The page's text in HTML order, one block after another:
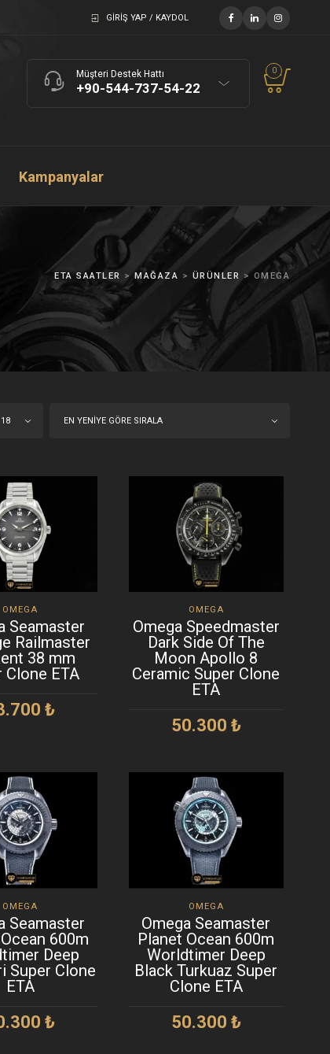
GIRIŞ YAP / KAYDOL
Müşteri Destek Hattı
+90-544-737-54-22
0
Kampanyalar
ETA SAATLER >MAĞAZA > ÜRÜNLER > OMEGA
18 EN YENIYE GÖRE SIRALA
OMEGA
Seamaster
Railmaster
38 mm
Clone ETA
₺
OMEGA
Omega Speedmaster
Dark Side Of The
Moon Apollo 8
Ceramic Super Clone
ETA
50.300 ₺
OMEGA
Seamaster
600m
Deep
Super Clone
ETA
₺
OMEGA
Omega Seamaster
Planet Ocean 600m
Worldtimer Deep
Black Turkuaz Super
Clone ETA
50.300 ₺